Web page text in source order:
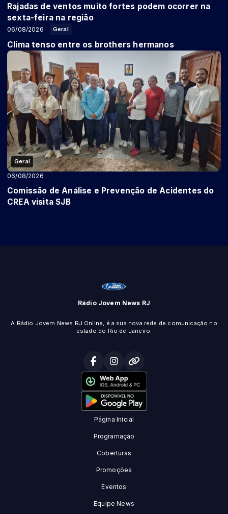
Rajadas de ventos muito fortes podem ocorrer na
sexta-feira na região
Geral
06/08/2026
Clima tenso entre os brothers hermanos
Geral
06/08/2026
Comissão de Análise e Prevenção de Acidentes do
CREA visita SJB
Rádio Jovem News RJ
A Rádio Jovem News RJ Online, é a sua nova rede de comunicação no
estado do Rio de Janeiro.
Página Inicial
Programação
Coberturas
Promoções
Eventos
Equipe News